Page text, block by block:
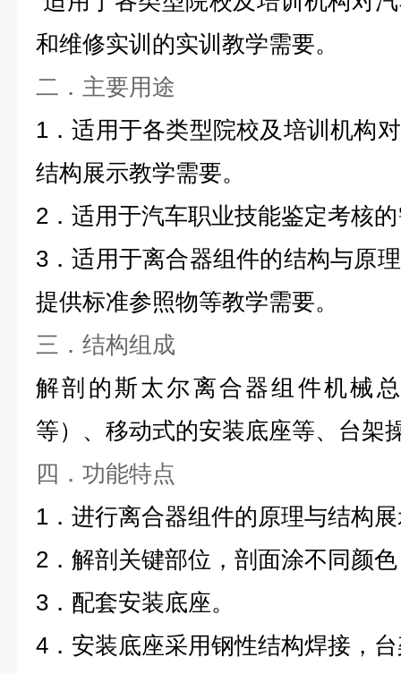
和维修实训的实训教学需要。
二．主要用途
1．适用于各类型院校及培训机构
结构展示教学需要。
2．适用于汽车职业技能鉴定考核
3．适用于离合器组件的结构与原
提供标准参照物等教学需要。
三．结构组成
解剖的斯太尔离合器组件机械
等）、 移动式的安装底座等、台架
四．功能特点
1．进行离合器组件的原理与结构
2． 解剖关键部位，剖面涂不同颜
3．配套安装底座。
4．安装底座采用钢性结构焊接，